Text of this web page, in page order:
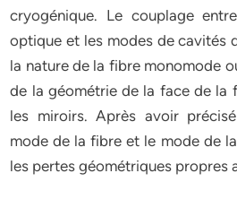
cryogénique. Le couplage
optique et les modes de cavités
la nature de la fibre monomode
de la géométrie de la face de la
les miroirs. Après avoir
mode de la fibre et le mode de
les pertes géométriques propres